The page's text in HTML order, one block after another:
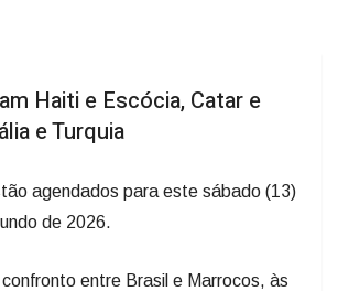
Haiti e Escócia, Catar e
e Turquia
agendados para este sábado (13)
de 2026.
entre Brasil e Marrocos, às